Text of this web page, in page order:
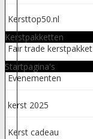
Kersttop50.nl
Kerstpakketten
Fair trade kerstpakket
Startpagina's
Evenementen
kerst 2025
Kerst cadeau